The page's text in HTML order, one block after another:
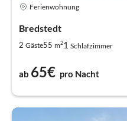
Ferienwohnung
Bredstedt
2 Gäste55 m21 Schlafzimmer
ab 65€ pro Nacht